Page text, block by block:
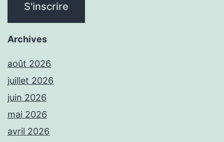
Archives
août 2026
juillet 2026
juin 2026
mai 2026
avril 2026